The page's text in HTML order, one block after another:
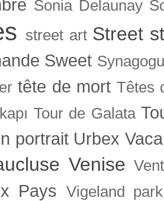
Sonia Delaunay
street art Street
Sweet
tête de mort Têtes
Tour de Galata
portrait Urbex
Venise
Pays
Vigeland park